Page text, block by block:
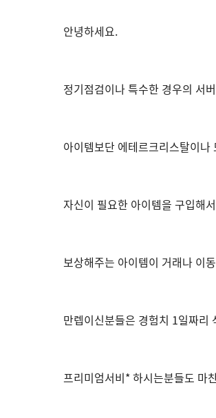
안녕하세요.
정기점검이나 특수한 경우의 서
아이템보단 에테르크리스탈이
자신이 필요한 아이템을 구입해
보상해주는 아이템이 거래나 이
만렙이신분들은 경험치 1일짜리
프리미엄서비* 하시는분들도 마